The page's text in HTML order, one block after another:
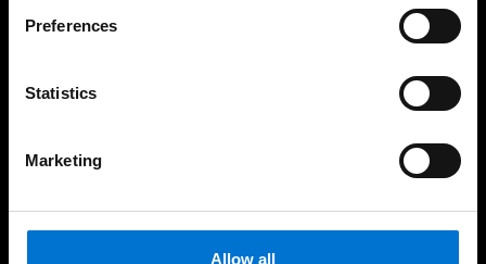
Preferences
Statistics
Marketing
Allow all
Experiencia consolidada y
190 industriales de la Red
Aluminier TECHNAL cerca
medio ambiente